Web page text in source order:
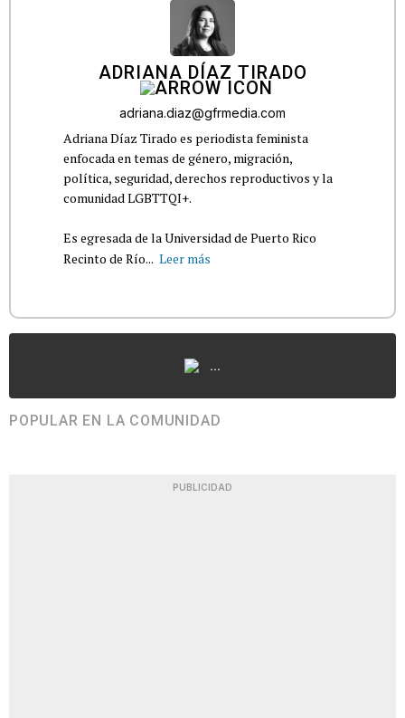
ADRIANA DÍAZ TIRADO
adriana.diaz@gfrmedia.com
Adriana Díaz Tirado es periodista feminista
enfocada en temas de género, migración,
política, seguridad, derechos reproductivos y la
comunidad LGBTTQI+.
Es egresada de la Universidad de Puerto Rico
Recinto de Río... Leer más
...
POPULAR EN LA COMUNIDAD
PUBLICIDAD